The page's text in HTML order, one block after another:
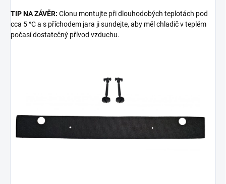
TIP NA ZÁVĚR: Clonu montujte při dlouhodobých teplotách pod
cca 5 °C a s příchodem jara ji sundejte, aby měl chladič v teplém
počasí dostatečný přívod vzduchu.